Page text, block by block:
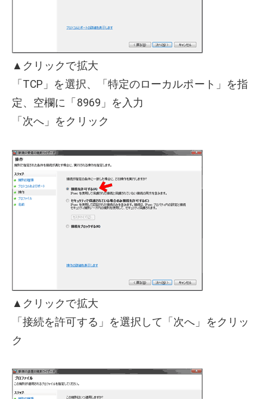
▲クリックで拡大
「TCP」を選択、「特定のローカルポート」を指
定、空欄に「8969」を入力
「次へ」をクリック
▲クリックで拡大
「接続を許可する」を選択して「次へ」をクリッ
ク